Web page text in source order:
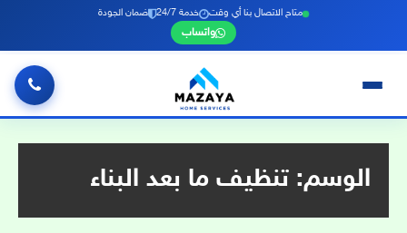
متاح الاتصال بنا أي وقت خدمة 24/7 ضمان الجودة
واتساب
الوسم: تنظيف ما بعد البناء